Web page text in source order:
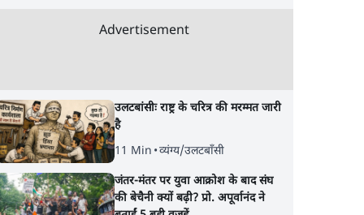
Advertisement
उलटबांसीः राष्ट्र के चरित्र की मरम्मत जारी
है
11 Min •व्यंग्य/उलटबाँसी
जंतर-मंतर पर युवा आक्रोश के बाद संघ
की बेचैनी क्यों बढ़ी? प्रो. अपूर्वानंद ने